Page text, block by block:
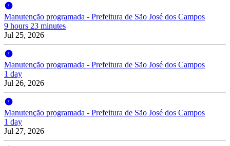
Manutenção programada - Prefeitura de São José dos Campos
9 hours 23 minutes
Jul 25, 2026
Manutenção programada - Prefeitura de São José dos Campos
1 day
Jul 26, 2026
Manutenção programada - Prefeitura de São José dos Campos
1 day
Jul 27, 2026